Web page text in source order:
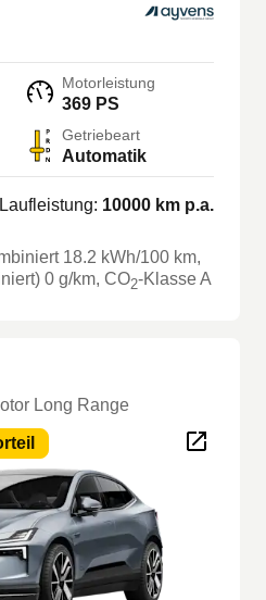
Motorleistung
369 PS
Getriebeart
Automatik
Laufleistung: 10000 km p.a.
18.2 kWh/100 km,
0 g/km, CO2-KlasseA
Long Range